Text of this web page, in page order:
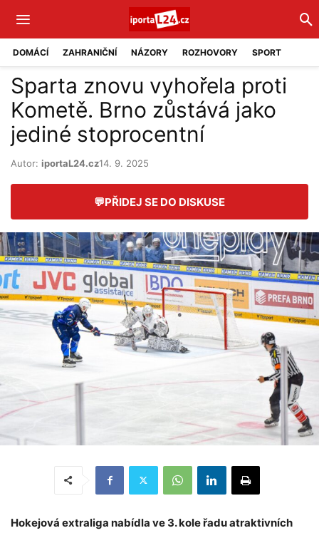
DOMÁCÍ ZAHRANIČNÍ NÁZORY ROZHOVORY SPORT
Sparta znovu vyhořela proti
Kometě. Brno zůstává jako
jediné stoprocentní
Autor: iportaL24.cz14. 9. 2025
💬PŘIDEJ SE DO DISKUSE
Hokejová extraliga nabídla ve 3. kole řadu atraktivních